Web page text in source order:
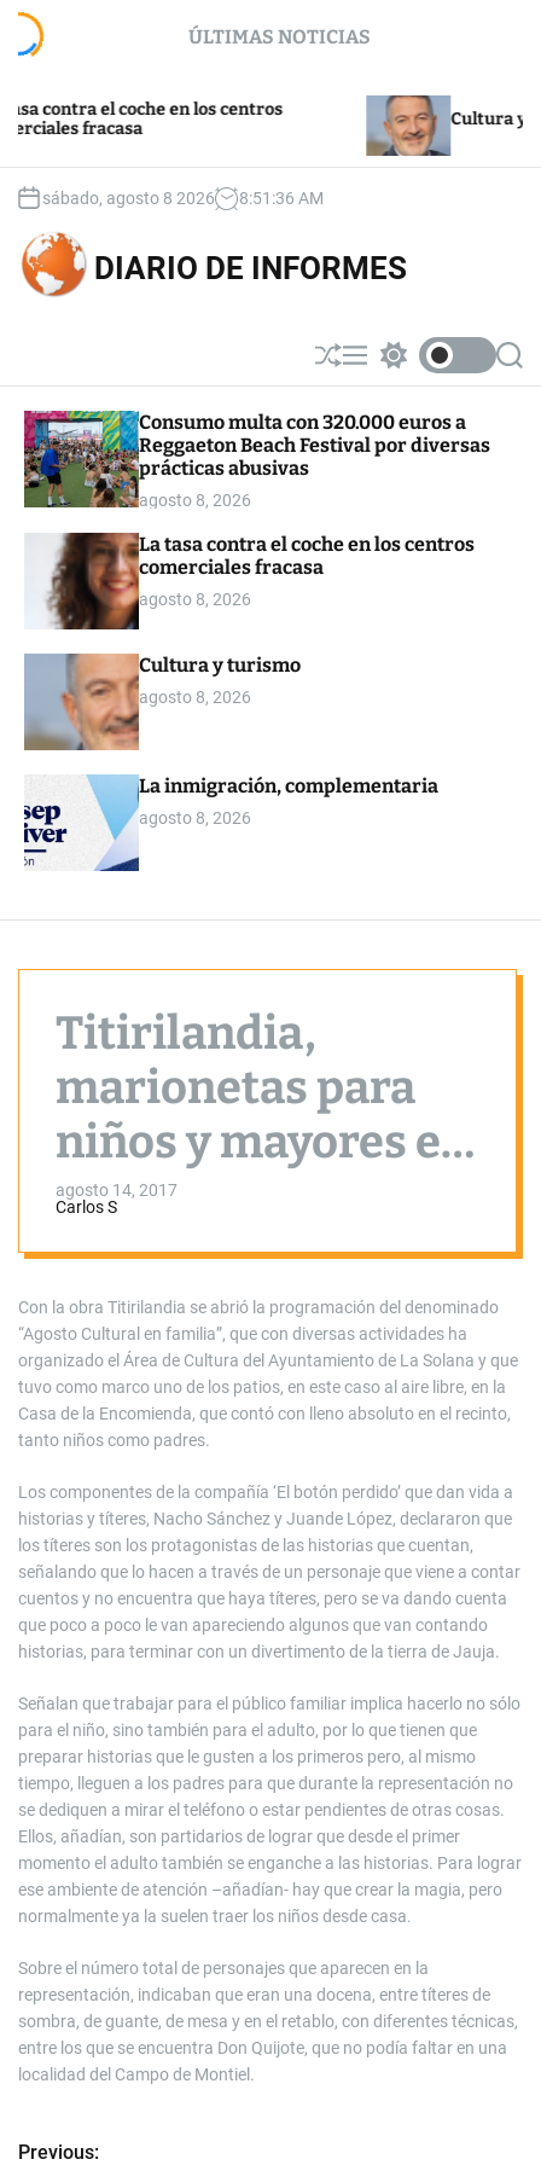
c
ÚLTIMAS NOTICIAS
el coche en los centros
fracasa
Cultura y turismo
sábado, agosto 8 2026 8:51 :36 AM
DIARIO DE INFORMES
S
h
ff
l
M
e
u
w
t
c
o
S
e
Consumo multa con 320.000 euros a
Reggaeton Beach Festival por diversas
prácticas abusivas
agosto 8, 2026
La tasa contra el coche en los centros
comerciales fracasa
agosto 8, 2026
Cultura y turismo
agosto 8, 2026
La inmigración, complementaria
agosto 8, 2026
Titirilandia,
marionetas para
niños y mayores en
el ‘Agosto Cultural
en Familia’
agosto 14, 2017
Carlos S
Con la obra Titirilandia se abrió la programación del denominado
“Agosto Cultural en familia”, que con diversas actividades ha
organizado el Área de Cultura del Ayuntamiento de La Solana y que
tuvo como marco uno de los patios, en este caso al aire libre, en la
Casa de la Encomienda, que contó con lleno absoluto en el recinto,
tanto niños como padres.
Los componentes de la compañía ‘El botón perdido’ que dan vida a
historias y títeres, Nacho Sánchez y Juande López, declararon que
los títeres son los protagonistas de las historias que cuentan,
señalando que lo hacen a través de un personaje que viene a contar
cuentos y no encuentra que haya títeres, pero se va dando cuenta
que poco a poco le van apareciendo algunos que van contando
historias, para terminar con un divertimento de la tierra de Jauja.
Señalan que trabajar para el público familiar implica hacerlo no sólo
para el niño, sino también para el adulto, por lo que tienen que
preparar historias que le gusten a los primeros pero, al mismo
tiempo, lleguen a los padres para que durante la representación no
se dediquen a mirar el teléfono o estar pendientes de otras cosas.
Ellos, añadían, son partidarios de lograr que desde el primer
momento el adulto también se enganche a las historias. Para lograr
ese ambiente de atención –añadían- hay que crear la magia, pero
normalmente ya la suelen traer los niños desde casa.
Sobre el número total de personajes que aparecen en la
representación, indicaban que eran una docena, entre títeres de
sombra, de guante, de mesa y en el retablo, con diferentes técnicas,
entre los que se encuentra Don Quijote, que no podía faltar en una
localidad del Campo de Montiel.
Previous: